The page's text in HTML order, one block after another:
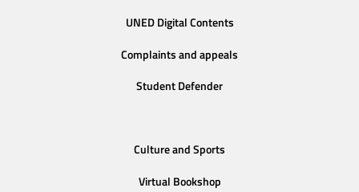
UNED Digital Contents
Complaints and appeals
Student Defender
Culture and Sports
Virtual Bookshop